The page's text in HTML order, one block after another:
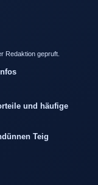
Redaktion gepruft.
und häufige
Teig